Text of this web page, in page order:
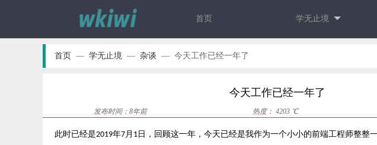
首页 学无止境
首页 — 学无止境 — 杂谈 — 今天工作已经一年了
今天工作已经一年了
发布时间： 8年前 热度： 4203 ℃
此时已经是2019年7月1日， 回顾这一年 ， 今天已经是我作为一个小小的前端工程师整整